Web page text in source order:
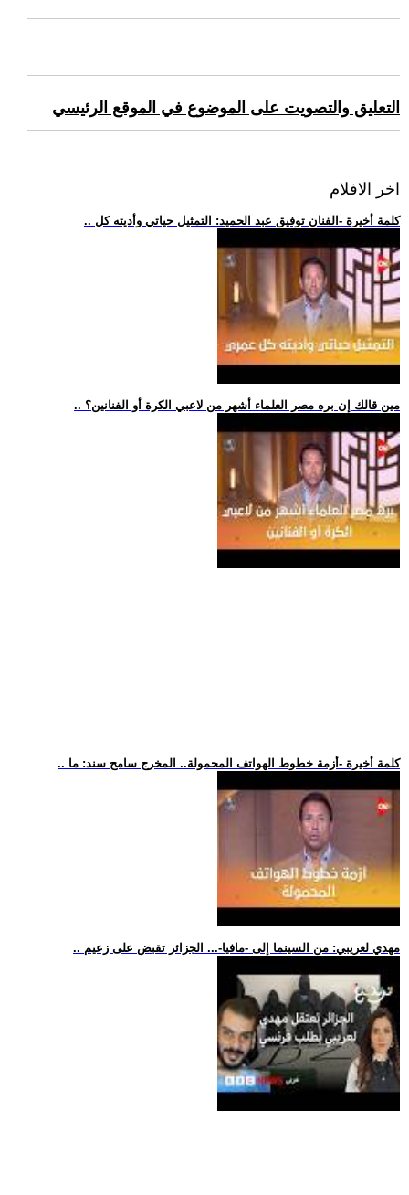
التعليق والتصويت على الموضوع في الموقع الرئيسي
اخر الافلام
.. كلمة أخيرة -الفنان توفيق عبد الحميد: التمثيل حياتي وأديته كل
.. مين قالك إن بره مصر العلماء أشهر من لاعبي الكرة أو الفنانين؟
.. كلمة أخيرة -أزمة خطوط الهواتف المحمولة.. المخرج سامح سند: ما
.. مهدي لعريبي: من السينما إلى -مافيا-... الجزائر تقبض على زعيم